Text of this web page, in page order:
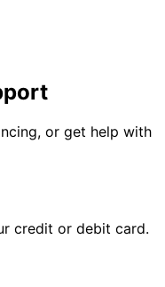
or get help with
credit or debit card.